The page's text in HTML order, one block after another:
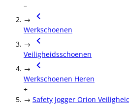
–
→
Werkschoenen
→
Veiligheidsschoenen
→
Werkschoenen Heren
+
→ Safety Jogger Orion